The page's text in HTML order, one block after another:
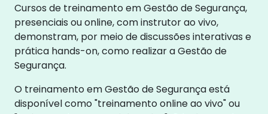
Cursos de treinamento em Gestão de Segurança,
presenciais ou online, com instrutor ao vivo,
demonstram, por meio de discussões interativas e
prática hands-on, como realizar a Gestão de
Segurança.
O treinamento em Gestão de Segurança está
disponível como "treinamento online ao vivo" ou